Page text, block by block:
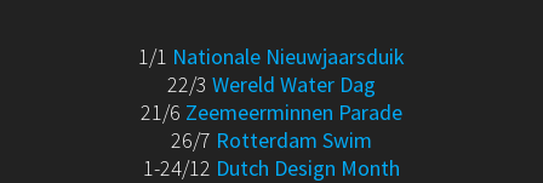
1/1 Nationale Nieuwjaarsduik
22/3 Wereld Water Dag
21/6 Zeemeerminnen Parade
26/7 Rotterdam Swim
1-24/12 Dutch Design Month